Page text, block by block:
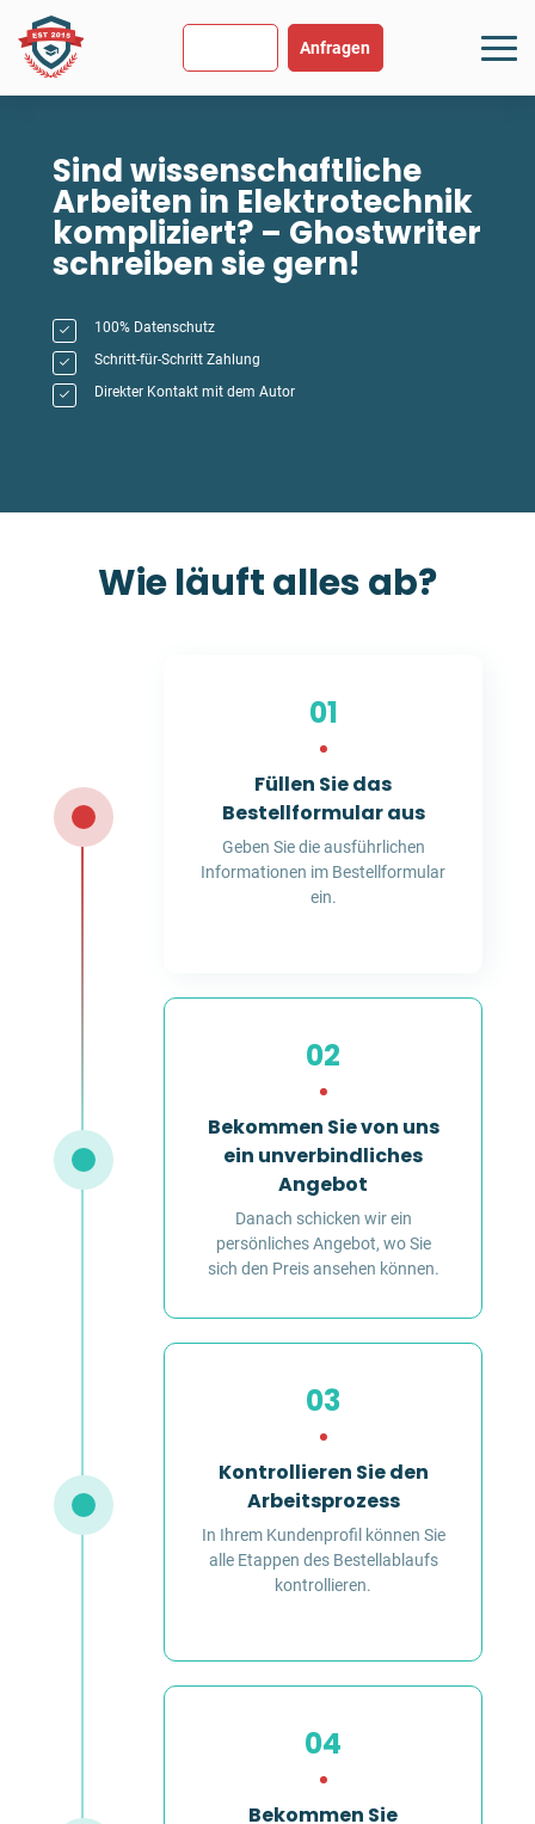
894 Bewertungen SEHR GUT
Anfragen
Sind wissenschaftliche
Arbeiten in Elektrotechnik
kompliziert? – Ghostwriter
schreiben sie gern!
100% Datenschutz
Schritt-für-Schritt Zahlung
Direkter Kontakt mit dem Autor
Wie läuft alles ab?
01
Füllen Sie das
Bestellformular aus
Geben Sie die ausführlichen
Informationen im Bestellformular
ein.
02
Bekommen Sie von uns
ein unverbindliches
Angebot
Danach schicken wir ein
persönliches Angebot, wo Sie
sich den Preis ansehen können.
03
Kontrollieren Sie den
Arbeitsprozess
In Ihrem Kundenprofil können Sie
alle Etappen des Bestellablaufs
kontrollieren.
04
Bekommen Sie